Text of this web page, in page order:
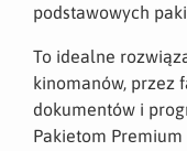
podstawowych
To idealne
kinomanów, przez
dokumentów i
Pakietom